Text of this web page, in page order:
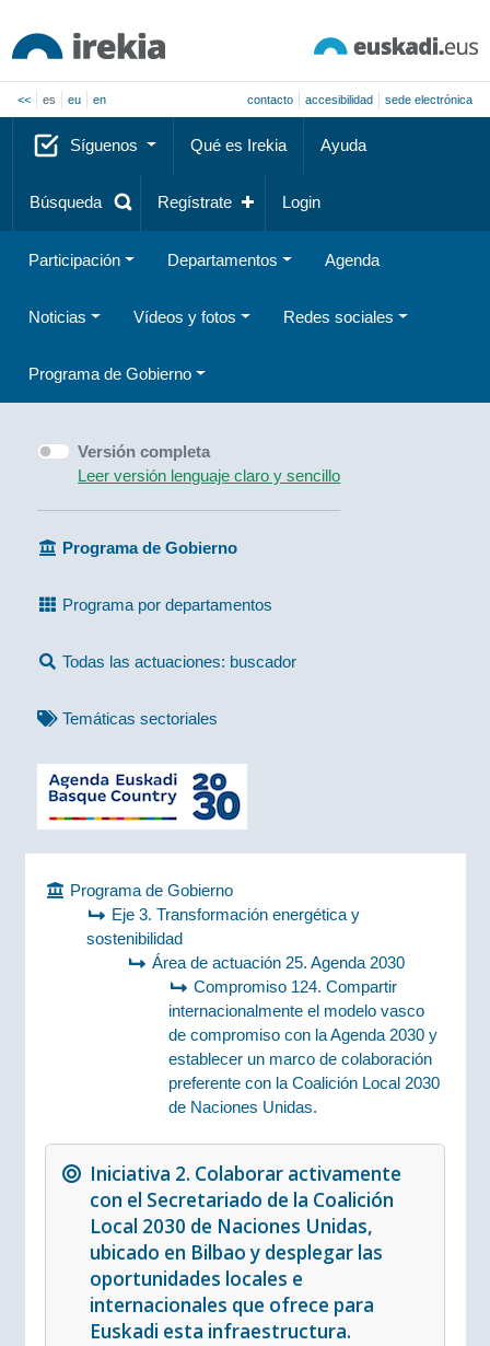
<< es eu en contacto accesibilidad sede electrónica
Síguenos Qué es Irekia Ayuda
Búsqueda Regístrate Login
Participación Departamentos Agenda
Noticias Vídeos y fotos Redes sociales
Programa de Gobierno
Versión completa
Leer versión lenguaje claro y sencillo
Programa de Gobierno
Programa por departamentos
Todas las actuaciones: buscador
Temáticas sectoriales
Programa de Gobierno
Eje 3. Transformación energética y
sostenibilidad
Área de actuación 25. Agenda 2030
Compromiso 124. Compartir
internacionalmente el modelo vasco
de compromiso con la Agenda 2030 y
establecer un marco de colaboración
preferente con la Coalición Local 2030
de Naciones Unidas.
Iniciativa 2. Colaborar activamente
con el Secretariado de la Coalición
Local 2030 de Naciones Unidas,
ubicado en Bilbao y desplegar las
oportunidades locales e
internacionales que ofrece para
Euskadi esta infraestructura.